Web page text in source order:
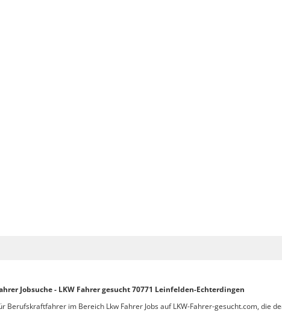
Jobsuche - LKW Fahrer gesucht 70771 Leinfelden-Echterdingen
Berufskraftfahrer im Bereich Lkw Fahrer Jobs auf LKW-Fahrer-gesucht.com, die